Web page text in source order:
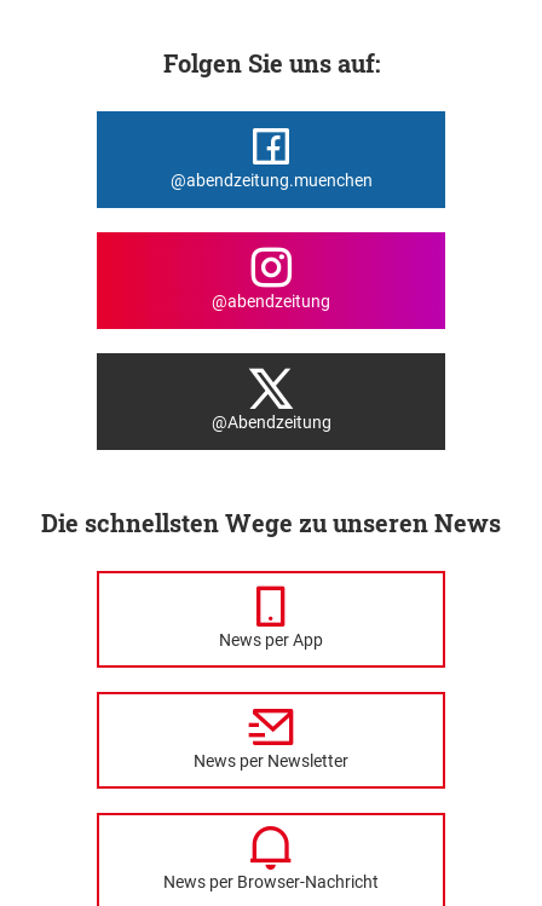
Folgen Sie uns auf:
@abendzeitung.muenchen
@abendzeitung
@Abendzeitung
Die schnellsten Wege zu unseren News
News per App
News per Newsletter
News per Browser-Nachricht